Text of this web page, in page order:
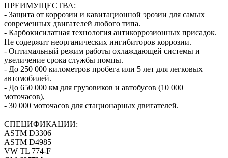
ПРЕИМУЩЕСТВА:
- Защита от коррозии и кавитационной эрозии для самых
современных двигателей любого типа.
- Карбокисилатная технология антикоррозионных присадок.
Не содержит неорганических ингибиторов коррозии.
- Оптимальный режим работы охлаждающей системы и
увеличение срока службы помпы.
- До 250 000 километров пробега или 5 лет для легковых
автомобилей.
- До 650 000 км для грузовиков и автобусов (10 000
моточасов),
- 30 000 моточасов для стационарных двигателей.
СПЕЦИФИКАЦИИ:
ASTM D3306
ASTM D4985
VW TL 774-F